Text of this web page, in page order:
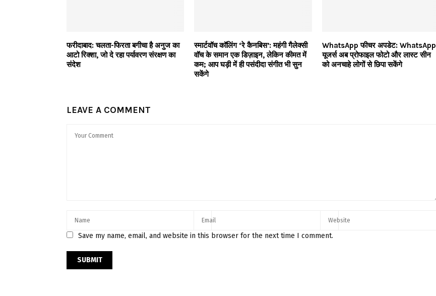
फरीदाबाद: चलता-फिरता बगीचा है अनुज का
आटो रिक्शा, जो दे रहा पर्यावरण संरक्षण का
संदेश
स्मार्टवॉच कॉलिंग ‘रे कैनबिस’: महंगी गैलेक्सी
वॉच के समान एक डिज़ाइन, लेकिन कीमत में
कम; आप घड़ी में ही पसंदीदा संगीत भी सुन
सकेंगे
WhatsApp फीचर अपडेट: WhatsApp
यूजर्स अब प्रोफाइल फोटो और लास्ट सीन
को अनचाहे लोगों से छिपा सकेंगे
LEAVE A COMMENT
Save my name, email, and website in this browser for the next time I comment.